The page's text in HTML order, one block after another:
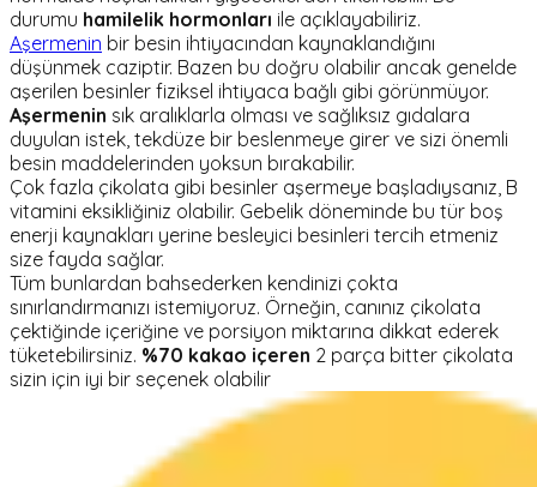
durumu hamilelik hormonları ile açıklayabiliriz.
Aşermenin bir besin ihtiyacından kaynaklandığını
düşünmek caziptir. Bazen bu doğru olabilir ancak genelde
aşerilen besinler fiziksel ihtiyaca bağlı gibi görünmüyor.
Aşermenin sık aralıklarla olması ve sağlıksız gıdalara
duyulan istek, tekdüze bir beslenmeye girer ve sizi önemli
besin maddelerinden yoksun bırakabilir.
Çok fazla çikolata gibi besinler aşermeye başladıysanız, B
vitamini eksikliğiniz olabilir. Gebelik döneminde bu tür boş
enerji kaynakları yerine besleyici besinleri tercih etmeniz
size fayda sağlar.
Tüm bunlardan bahsederken kendinizi çokta
sınırlandırmanızı istemiyoruz. Örneğin, canınız çikolata
çektiğinde içeriğine ve porsiyon miktarına dikkat ederek
tüketebilirsiniz. %70 kakao içeren 2 parça bitter çikolata
sizin için iyi bir seçenek olabilir